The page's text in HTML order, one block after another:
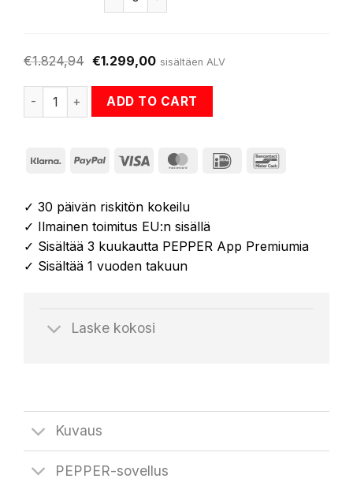
€1.824,94 €1.299,00 sisältäen ALV
NOVA partneripaketti:2 × PEPPER NOVA EMS-asu + 1 ×
ADD TO CART
Klarna PayPalVisa MasterCard
IDeal
✓ 30 päivän riskitön kokeilu
✓ Ilmainen toimitus EU:n sisällä
✓ Sisältää 3 kuukautta PEPPER App Premiumia
✓ Sisältää 1 vuoden takuun
Laske kokosi
Kuvaus
PEPPER-sovellus